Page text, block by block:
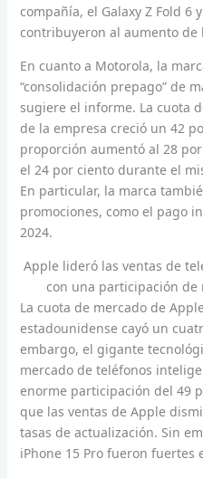
compañía, el Galaxy Z Fold 6
contribuyeron al aumento de
En cuanto a Motorola, la
“consolidación prepago” de
sugiere el informe. La cuota
de la empresa creció un 42
proporción aumentó al 28
el 24 por ciento durante el
En particular, la marca
promociones, como el pago
2024.
Apple lideró las ventas de
con una participación de
La cuota de mercado de
estadounidense cayó un
embargo, el gigante
mercado de teléfonos
enorme participación del 49
que las ventas de Apple
tasas de actualización. Sin
iPhone 15 Pro fueron fuertes